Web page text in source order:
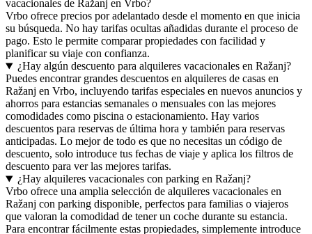
vacacionales de Ražanj en Vrbo?
Vrbo ofrece precios por adelantado desde el momento en que inicia
su búsqueda. No hay tarifas ocultas añadidas durante el proceso de
pago. Esto le permite comparar propiedades con facilidad y
planificar su viaje con confianza.
¿Hay algún descuento para alquileres vacacionales en Ražanj?
Puedes encontrar grandes descuentos en alquileres de casas en
Ražanj en Vrbo, incluyendo tarifas especiales en nuevos anuncios y
ahorros para estancias semanales o mensuales con las mejores
comodidades como piscina o estacionamiento. Hay varios
descuentos para reservas de última hora y también para reservas
anticipadas. Lo mejor de todo es que no necesitas un código de
descuento, solo introduce tus fechas de viaje y aplica los filtros de
descuento para ver las mejores tarifas.
¿Hay alquileres vacacionales con parking en Ražanj?
Vrbo ofrece una amplia selección de alquileres vacacionales en
Ražanj con parking disponible, perfectos para familias o viajeros
que valoran la comodidad de tener un coche durante su estancia.
Para encontrar fácilmente estas propiedades, simplemente introduce